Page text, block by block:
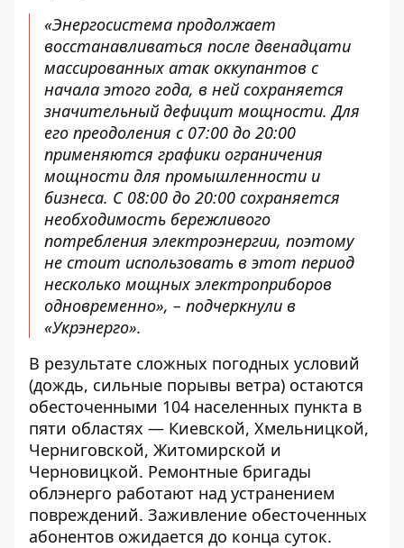
«Энергосистема продолжает
восстанавливаться после двенадцати
массированных атак оккупантов с
начала этого года, в ней сохраняется
значительный дефицит мощности. Для
его преодоления с 07:00 до 20:00
применяются графики ограничения
мощности для промышленности и
бизнеса. С 08:00 до 20:00 сохраняется
необходимость бережливого
потребления электроэнергии, поэтому
не стоит использовать в этот период
несколько мощных электроприборов
одновременно», – подчеркнули в
«Укрэнерго».
В результате сложных погодных условий
(дождь, сильные порывы ветра) остаются
обесточенными 104 населенных пункта в
пяти областях — Киевской, Хмельницкой,
Черниговской, Житомирской и
Черновицкой. Ремонтные бригады
облэнерго работают над устранением
повреждений. Заживление обесточенных
абонентов ожидается до конца суток.